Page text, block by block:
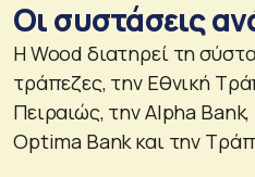
Οι συστάσεις
H Wood διατηρεί τη
τράπεζες, την Εθνική
Πειραιώς, την Alpha
Optima Bank και την